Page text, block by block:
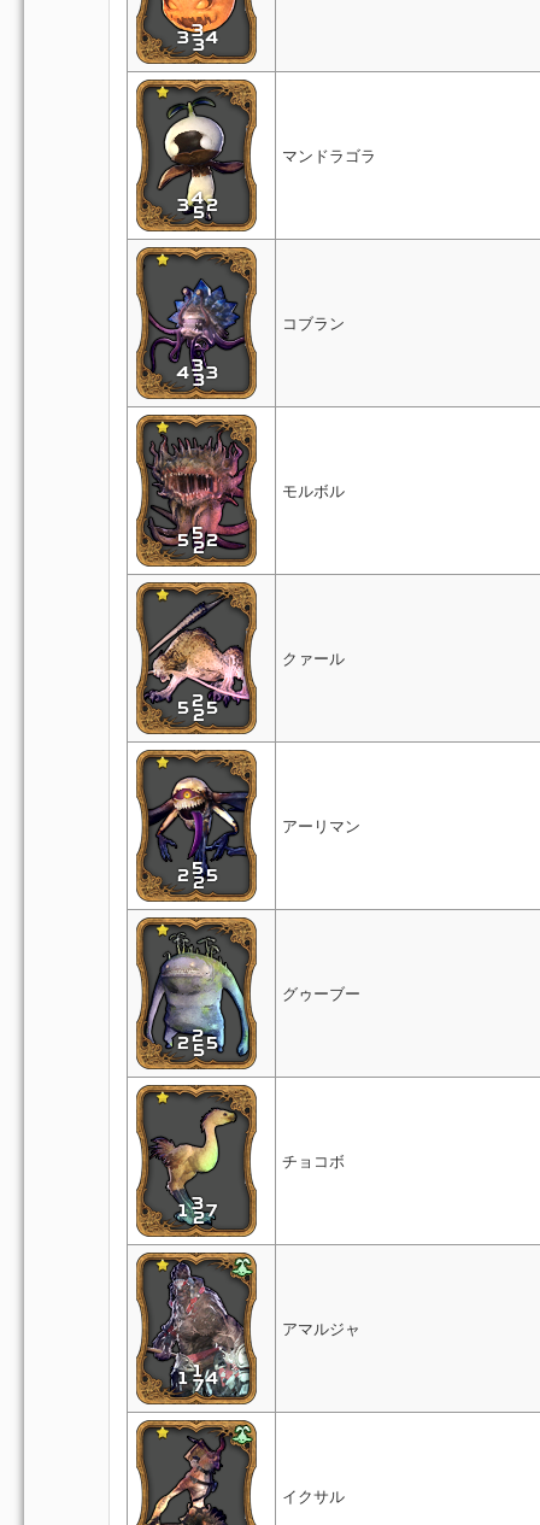
マンドラゴラ
コブラン
モルボル
クァール
アーリマン
グゥーブー
チョコボ
アマルジャ
イクサル